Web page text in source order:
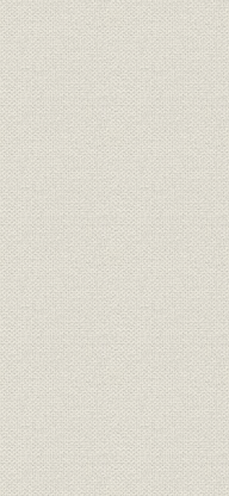
役員
役員
役員
役員
団体
団体